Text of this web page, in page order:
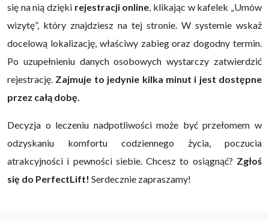
się na nią dzięki rejestracji online , klikając w kafelek „Umów
wizytę”, który znajdziesz na tej stronie. W systemie wskaż
docelową lokalizację, właściwy zabieg oraz dogodny termin.
Po uzupełnieniu danych osobowych wystarczy zatwierdzić
rejestrację. Zajmuje to jedynie kilka minut i jest dostępne
przez całą dobę.
Decyzja o leczeniu nadpotliwości może być przełomem w
odzyskaniu komfortu codziennego życia, poczucia
atrakcyjności i pewności siebie. Chcesz to osiągnąć? Zgłoś
się do PerfectLift! Serdecznie zapraszamy!